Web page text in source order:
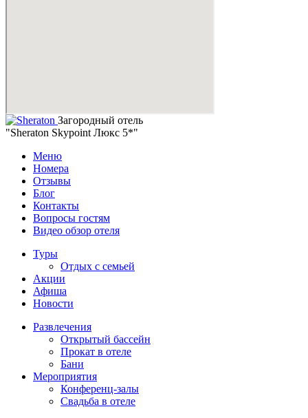
Загородный отель
"Sheraton Skypoint Люкс 5*"
Меню
Номера
Отзывы
Блог
Контакты
Вопросы гостям
Видео обзор отеля
Туры
Отдых с семьей
Акции
Афиша
Новости
Развлечения
Открытый бассейн
Прокат в отеле
Бани
Мероприятия
Конференц-залы
Свадьба в отеле